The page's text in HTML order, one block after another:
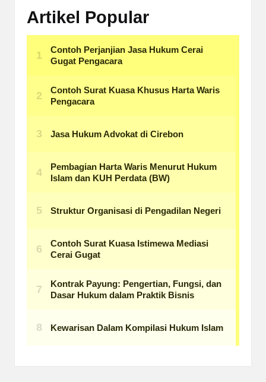
Artikel Popular